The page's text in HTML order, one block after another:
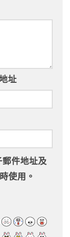
址
郵件地址及
使用。